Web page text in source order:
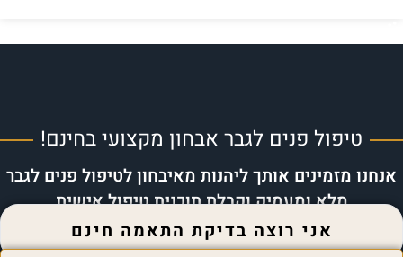
טיפול פנים לגבר אבחון מקצועי בחינם!
אנחנו מזמינים אותך ליהנות מאיבחון לטיפול פנים לגבר
מלא ומעמיק וקבלת תוכנית טיפול אישית
אני רוצה בדיקת התאמה חינם